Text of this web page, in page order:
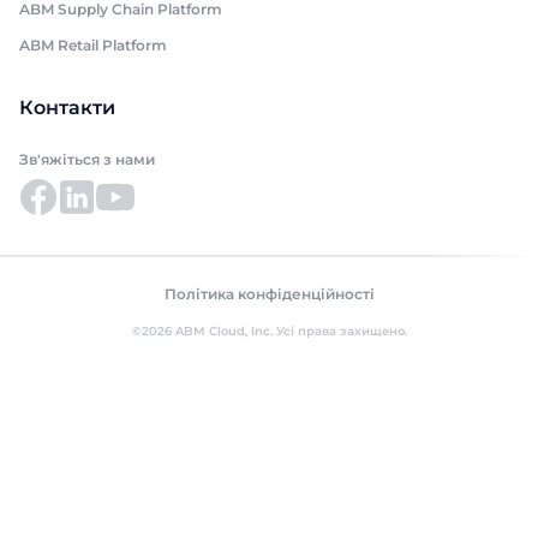
ABM Supply Chain Platform
ABM Retail Platform
Контакти
Зв'яжіться з нами
Політика конфіденційності
©2026 ABM Cloud, Inc. Усі права захищено.